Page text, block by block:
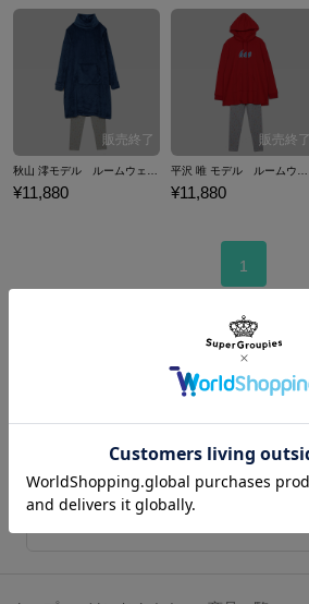
¥11,880 ¥11,880
1
この作品のトップへ
在庫販売のご案内